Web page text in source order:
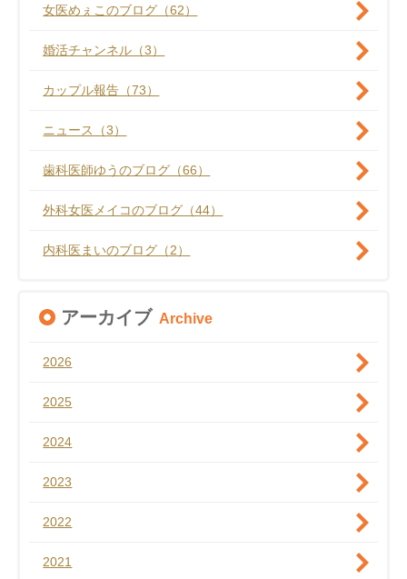
女医めぇこのブログ（62）
婚活チャンネル（3）
カップル報告（73）
ニュース（3）
歯科医師ゆうのブログ（66）
外科女医メイコのブログ（44）
内科医まいのブログ（2）
アーカイブ Archive
2026
2025
2024
2023
2022
2021